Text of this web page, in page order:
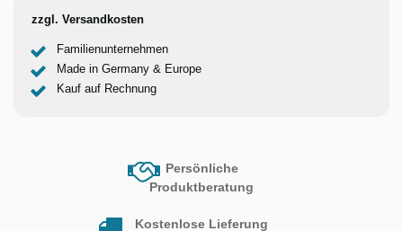
zzgl. Versandkosten
Familienunternehmen
Made in Germany & Europe
Kauf auf Rechnung
Persönliche
Produktberatung
Kostenlose Lieferung